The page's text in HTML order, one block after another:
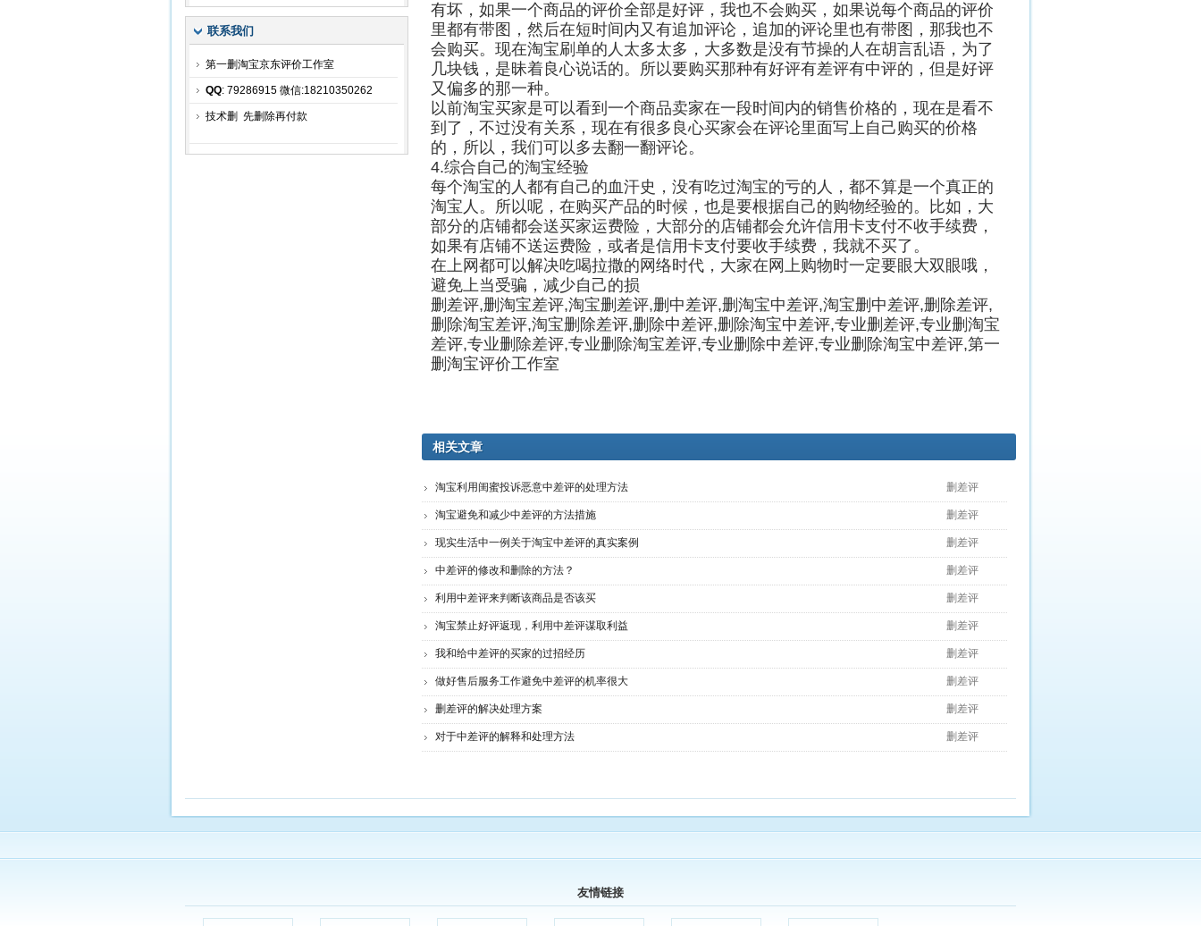
有坏，如果一个商品的评价全部是好评，我也不会购买，如果说每个商品的评价
里都有带图，然后在短时间内又有追加评论，追加的评论里也有带图，那我也不
会购买。现在淘宝刷单的人太多太多，大多数是没有节操的人在胡言乱语，为了
几块钱，是昧着良心说话的。所以要购买那种有好评有差评有中评的，但是好评
又偏多的那一种。
以前淘宝买家是可以看到一个商品卖家在一段时间内的销售价格的，现在是看不
到了，不过没有关系，现在有很多良心买家会在评论里面写上自己购买的价格
的，所以，我们可以多去翻一翻评论。
4.综合自己的淘宝经验
每个淘宝的人都有自己的血汗史，没有吃过淘宝的亏的人，都不算是一个真正的
淘宝人。所以呢，在购买产品的时候，也是要根据自己的购物经验的。比如，大
部分的店铺都会送买家运费险，大部分的店铺都会允许信用卡支付不收手续费，
如果有店铺不送运费险，或者是信用卡支付要收手续费，我就不买了。
在上网都可以解决吃喝拉撒的网络时代，大家在网上购物时一定要眼大双眼哦，
避免上当受骗，减少自己的损
删差评,删淘宝差评,淘宝删差评,删中差评,删淘宝中差评,淘宝删中差评,删除差评,
删除淘宝差评,淘宝删除差评,删除中差评,删除淘宝中差评,专业删差评,专业删淘宝
差评,专业删除差评,专业删除淘宝差评,专业删除中差评,专业删除淘宝中差评,第一
删淘宝评价工作室
相关文章
淘宝利用闺蜜投诉恶意中差评的处理方法 删差评
淘宝避免和减少中差评的方法措施 删差评
现实生活中一例关于淘宝中差评的真实案例 删差评
中差评的修改和删除的方法？ 删差评
利用中差评来判断该商品是否该买 删差评
淘宝禁止好评返现，利用中差评谋取利益 删差评
我和给中差评的买家的过招经历 删差评
做好售后服务工作避免中差评的机率很大 删差评
删差评的解决处理方案 删差评
对于中差评的解释和处理方法 删差评
联系我们
第一删淘宝京东评价工作室
QQ: 79286915 微信:18210350262
技术删 先删除再付款
友情链接